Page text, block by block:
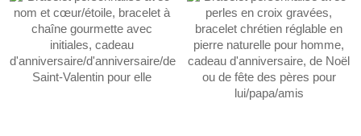
pour animaux de compagnie en
argent sterling 925, cadeau
pour les amoureux/propriétaires
d'animaux de compagnie
2025, cadeau de remise de
diplôme pour les diplômés/elle